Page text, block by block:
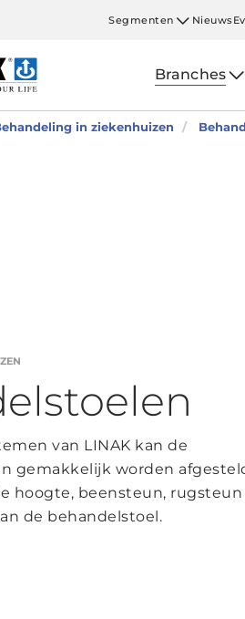
Segmenten Nieuws
Branches
in ziekenhuizen
van LINAK kan de
gemakkelijk worden
hoogte, beensteun, rugsteun
de behandelstoel.